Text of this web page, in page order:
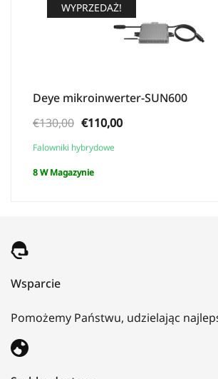
WYPRZEDAŻ!
Deye mikroinwerter-SUN600
€130,00 Pierwotna
cena
€130,00.
€110,00Aktualna
Falowniki hybrydowe
8 W Magazynie
Wsparcie
Pomożemy Państwu, udzielając